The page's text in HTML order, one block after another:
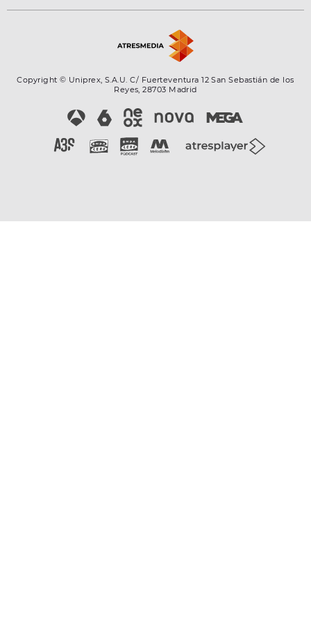
Copyright © Uniprex, S.A.U. C/ Fuerteventura 12 San Sebastián de los
Reyes, 28703 Madrid